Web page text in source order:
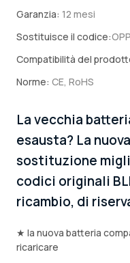
Garanzia: 12 mesi
Sostituisce il codice:
Compatibilità del
Norme: CE, RoHS
La vecchia
esausta? La
sostituzione
codici originali
ricambio, di
★ la nuova batteria
ricaricare